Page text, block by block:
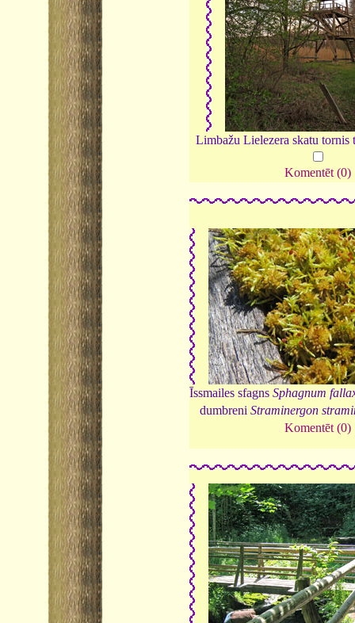
Limbažu Lielezera skatu tornis
Komentēt (0)
Īssmailes sfagns Sphagnum
dumbreniStraminergon
Komentēt (0)